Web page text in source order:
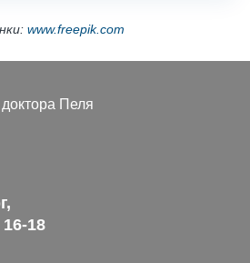
www.freepik.com
18